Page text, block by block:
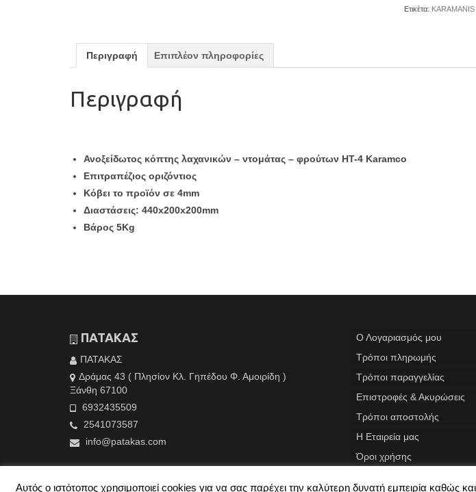
Ετικέτα: KARAMANIS
Περιγραφή Επιπλέον πληροφορίες
Περιγραφή
Ανοξείδωτος κόπτης λαχανικών – ντομάτας – φρούτων HT-4 Karamco
Επιτραπέζιος οριζόντιος
Κόβει το προïόν σε 4mm
Διαστάσεις: 440x200x200mm
Βάρος 5Kg
ΠΑΤΑΚΑΣ
ΠΑΤΑΚΑΣ
Δράμας 43 ( Πλησίον Κλ. Γηπέδου Φ. Αμοιρίδη )
Ξάνθη 67100
6932435509
2541073587
info@patakas.com
Ο Λογαριασμός μου
Tρόποι πληρωμής
Τρόποι παραγγελίας
Επιστροφές & Ακυρώσεις
Τρόποι αποστολής
Η Εταιρεία μας
Όροι χρήσης
Αυτός ο ιστότοπος χρησιμοποιεί cookies για να σας παρέχει την καλύτερη δυνατή εμπειρία καθώς